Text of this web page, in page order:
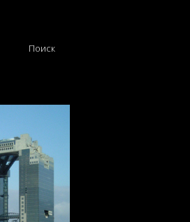
Поиск